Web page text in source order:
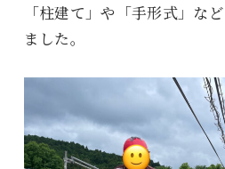
「柱建て」や「手形式」な
ました。